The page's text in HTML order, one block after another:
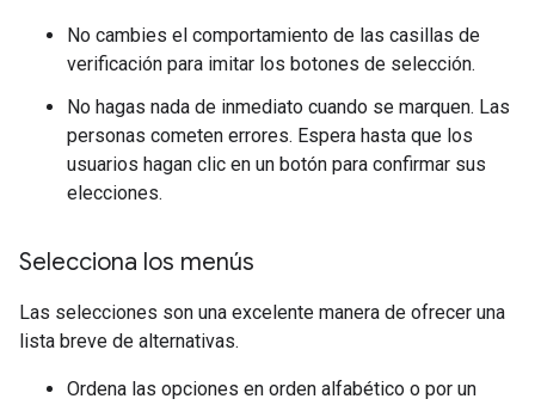
No cambies el comportamiento de las casillas de
verificación para imitar los botones de selección.
No hagas nada de inmediato cuando se marquen. Las
personas cometen errores. Espera hasta que los
usuarios hagan clic en un botón para confirmar sus
elecciones.
Selecciona los menús
Las selecciones son una excelente manera de ofrecer una
lista breve de alternativas.
Ordena las opciones en orden alfabético o por un